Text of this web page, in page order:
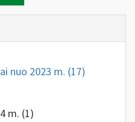
nuo 2023 m. (17)
m. (1)